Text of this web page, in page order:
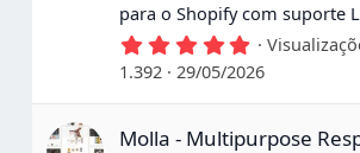
para o Shopify com suporte
5
,
0
0
s
1.392
29/05/2026
Molla - Multipurpose